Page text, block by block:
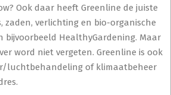
Ook daar heeft Greenline de juiste
zaden, verlichting en bio-organische
bijvoorbeeld HealthyGardening. Maar
word niet vergeten. Greenline is ook
luchtbehandeling of klimaatbeheer